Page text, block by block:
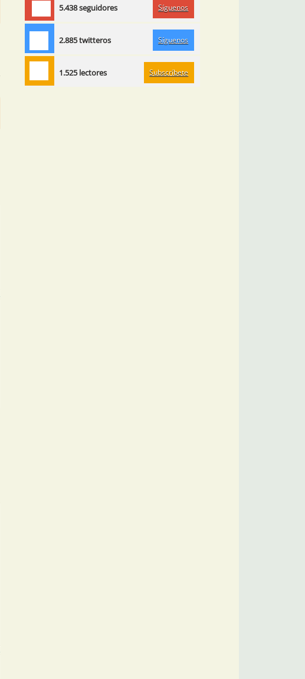
5.438 seguidores Síguenos
2.885 twitteros Síguenos
1.525 lectores Subscríbete